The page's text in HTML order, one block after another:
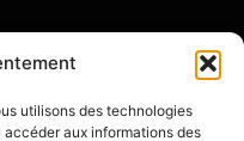
utilisons des technologies
aux informations des